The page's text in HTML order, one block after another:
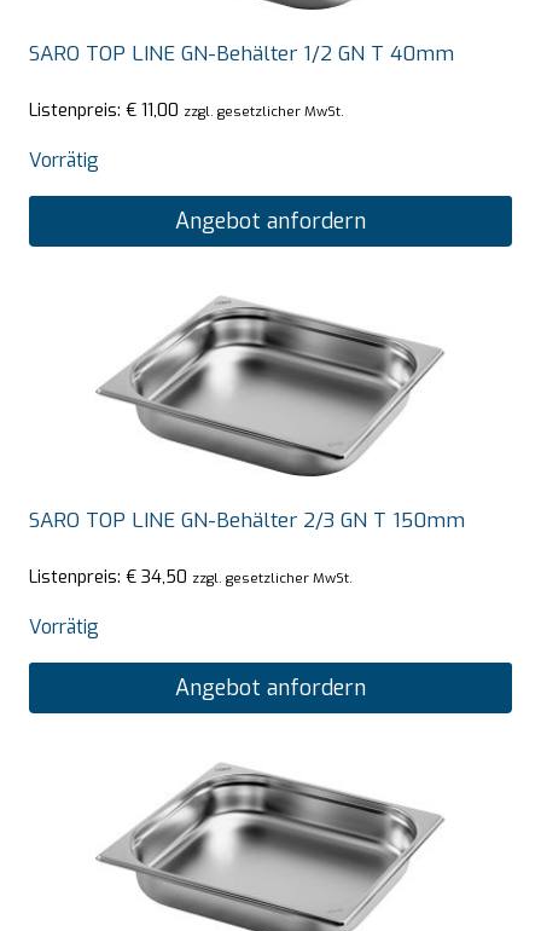
SARO TOP LINE GN-Behälter 1/2 GN T 40mm
Listenpreis: € 11,00 zzgl. gesetzlicher MwSt.
Vorrätig
Angebot anfordern
SARO TOP LINE GN-Behälter 2/3 GN T 150mm
Listenpreis: € 34,50 zzgl. gesetzlicher MwSt.
Vorrätig
Angebot anfordern